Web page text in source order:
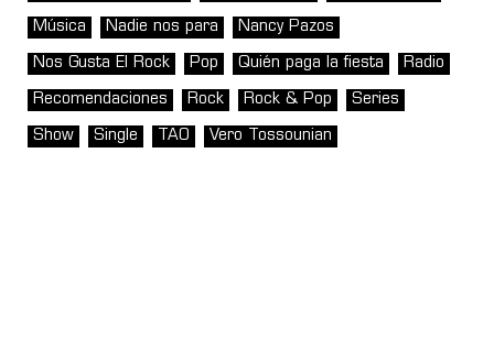
Música Nadie nos para Nancy Pazos
Nos Gusta El Rock Pop Quién paga la fiesta Radio
Recomendaciones Rock Rock & Pop Series
Show Single TAO Vero Tossounian